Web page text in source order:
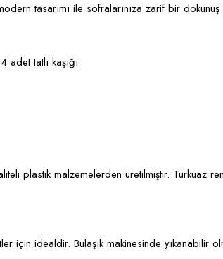
tasarımı ile sofralarınıza zarif bir
tatlı kaşığı
plastik malzemelerden üretilmiştir.
için idealdir. Bulaşık makinesinde yıkanabilir